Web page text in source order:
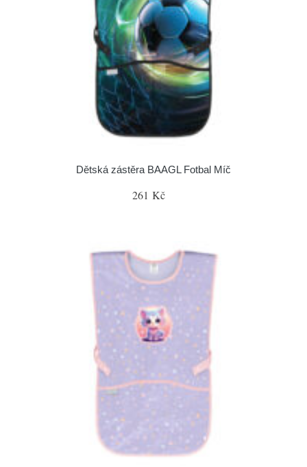
Dětská zástěra BAAGL Fotbal Míč
261 Kč